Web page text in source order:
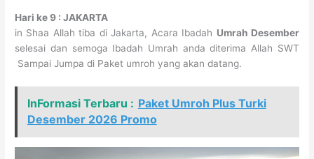
Hari ke 9 : JAKARTA
in Shaa Allah tiba di Jakarta, Acara Ibadah Umrah Desember
selesai dan semoga Ibadah Umrah anda diterima Allah SWT
Sampai Jumpa di Paket umroh yang akan datang.
InFormasi Terbaru : Paket Umroh Plus Turki
Desember 2026 Promo